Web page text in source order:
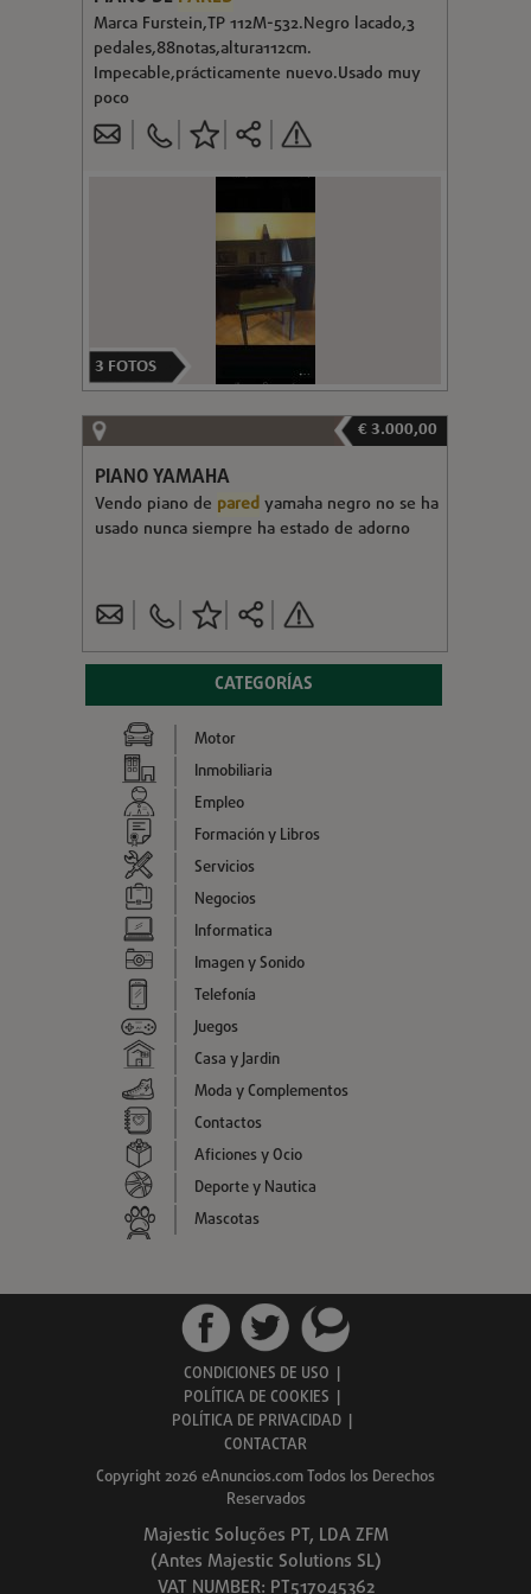
Marca Furstein,TP 112M-532.Negro lacado,3
pedales,88notas,altura112cm.
Impecable,prácticamente nuevo.Usado muy
poco
3 FOTOS
€ 3.000,00
PIANO YAMAHA
Vendo piano de paredyamaha negro no se ha
usado nunca siempre ha estado de adorno
CATEGORÍAS
Motor
Inmobiliaria
Empleo
Formación y Libros
Servicios
Negocios
Informatica
Imagen y Sonido
Telefonía
Juegos
Casa y Jardin
Moda y Complementos
Contactos
Aficiones y Ocio
Deporte y Nautica
Mascotas
CONDICIONES DE USO |
POLÍTICA DE COOKIES |
POLÍTICA DE PRIVACIDAD |
CONTACTAR
Copyright 2026 eAnuncios.com Todos los Derechos
Reservados
Majestic Soluções PT, LDA ZFM
(Antes Majestic Solutions SL)
VAT NUMBER: PT517045362